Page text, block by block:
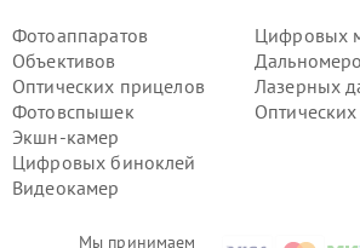
Мы принимаем
Фотоаппаратов
Объективов
Оптических прицелов
Фотовспышек
Экшн-камер
Цифровых биноклей
Видеокамер
Цифровых
Лазерных
Замена затвора фотоаппарата Nikon
в г.Самара
Замена затвора фотоаппарата Nikon
в г.Пермь
Замена затвора фотоаппарата Nikon
в г.Красноярск
Замена затвора фотоаппарата Nikon
в г.Ижевск
Челябинск